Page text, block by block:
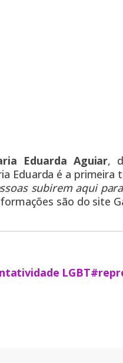
Eduarda Aguiar,
Eduarda é a primeira
subirem aqui
são do site
LGBT